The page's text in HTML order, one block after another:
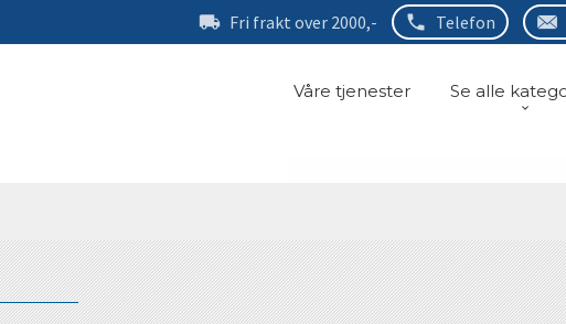
Fri frakt over 2000,- Telefon
Våre tjenester Se alle